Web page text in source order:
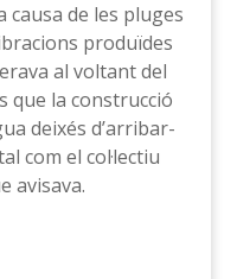
causa de les pluges
produïdes
al voltant del
que la construcció
deixés d’arribar-
com el col·lectiu
avisava.